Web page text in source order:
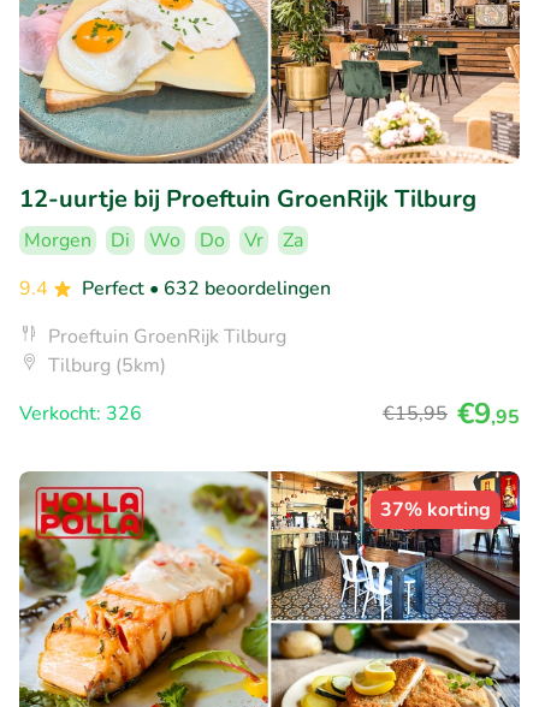
12-uurtje bij Proeftuin GroenRijk Tilburg
Morgen Di Wo Do Vr
Za
9.4
Perfect • 632 beoordelingen
Proeftuin GroenRijk Tilburg
Tilburg (5km)
Verkocht: 326
€15,95 €9,95
37% korting